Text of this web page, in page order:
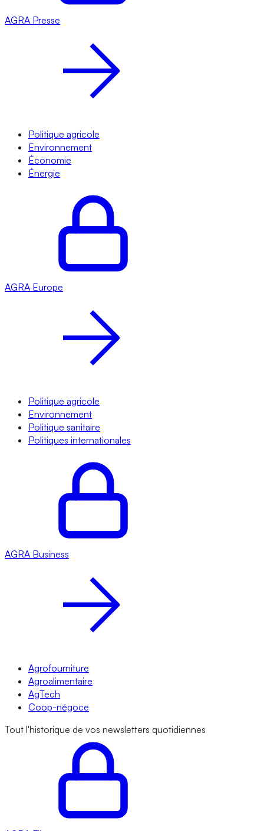
AGRA Presse
Politique agricole
Environnement
Économie
Énergie
AGRA Europe
Politique agricole
Environnement
Politique sanitaire
Politiques internationales
AGRA Business
Agrofourniture
Agroalimentaire
AgTech
Coop-négoce
Tout l'historique de vos newsletters quotidiennes